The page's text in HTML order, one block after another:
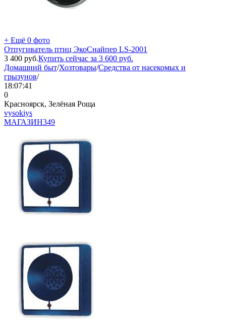
+ Ещё 0 фото
Отпугиватель птиц ЭкоСнайпер LS-2001
3 400 руб.Купить сейчас за 3 600 руб.
Домашний быт/Хозтовары/Средства от насекомых и
грызунов/
18:07:41
0
Красноярск, Зелёная Роща
vysokiys
МАГАЗИН349